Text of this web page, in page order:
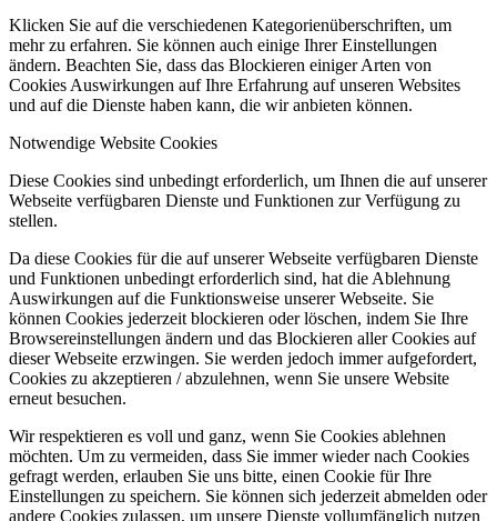
Klicken Sie auf die verschiedenen Kategorienüberschriften, um
mehr zu erfahren. Sie können auch einige Ihrer Einstellungen
ändern. Beachten Sie, dass das Blockieren einiger Arten von
Cookies Auswirkungen auf Ihre Erfahrung auf unseren Websites
und auf die Dienste haben kann, die wir anbieten können.
Notwendige Website Cookies
Diese Cookies sind unbedingt erforderlich, um Ihnen die auf unserer
Webseite verfügbaren Dienste und Funktionen zur Verfügung zu
stellen.
Da diese Cookies für die auf unserer Webseite verfügbaren Dienste
und Funktionen unbedingt erforderlich sind, hat die Ablehnung
Auswirkungen auf die Funktionsweise unserer Webseite. Sie
können Cookies jederzeit blockieren oder löschen, indem Sie Ihre
Browsereinstellungen ändern und das Blockieren aller Cookies auf
dieser Webseite erzwingen. Sie werden jedoch immer aufgefordert,
Cookies zu akzeptieren / abzulehnen, wenn Sie unsere Website
erneut besuchen.
Wir respektieren es voll und ganz, wenn Sie Cookies ablehnen
möchten. Um zu vermeiden, dass Sie immer wieder nach Cookies
gefragt werden, erlauben Sie uns bitte, einen Cookie für Ihre
Einstellungen zu speichern. Sie können sich jederzeit abmelden oder
andere Cookies zulassen, um unsere Dienste vollumfänglich nutzen